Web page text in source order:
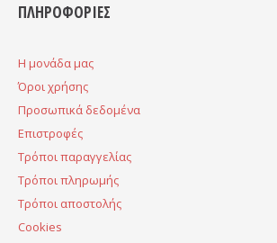
ΠΛΗΡΟΦΟΡΙΕΣ
H μονάδα μας
Όροι χρήσης
Προσωπικά δεδομένα
Επιστροφές
Τρόποι παραγγελίας
Τρόποι πληρωμής
Τρόποι αποστολής
Cookies